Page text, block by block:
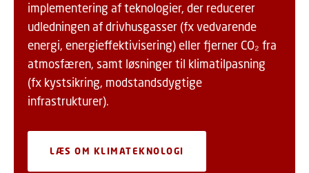
implementering af teknologier, der reducerer
udledningen af drivhusgasser (fx vedvarende
energi, energieffektivisering) eller fjerner CO₂ fra
atmosfæren, samt løsninger til klimatilpasning
(fx kystsikring, modstandsdygtige
infrastrukturer).
LÆS OM KLIMATEKNOLOGI